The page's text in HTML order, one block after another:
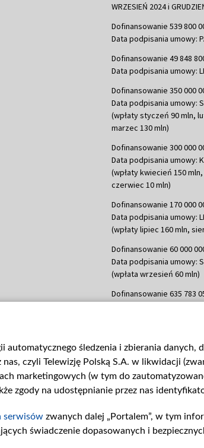
WRZESIEŃ 2024 i
Dofinansowanie 539 800
Data podpisania umowy:
Dofinansowanie 49 848
Data podpisania umowy:
Dofinansowanie 350 000
Data podpisania umowy:
(wpłaty styczeń 90 mln,
marzec 130 mln)
Dofinansowanie 300 000
Data podpisania umowy:
(wpłaty kwiecień 150
czerwiec 10 mln)
Dofinansowanie 170 000
Data podpisania umowy:
(wpłaty lipiec 160 mln,
Dofinansowanie 60 000
Data podpisania umowy:
(wpłata wrzesień 60 mln)
Dofinansowanie 635 783
Dofinansowanie 48 862
Data podpisania umowy:
(wpłata grudzień 60,548
Dofinansowanie 900 000
26 lutego 80 mln, 4 marca
kwiecień 180 mln, 7 maja
śledzenia i zbierania danych,
czyli Telewizję Polską S.A. w likwidacji
marketingowych (w tym do
zgody na udostępnianie przez nas
serwisów zwanych dalej „Portalem”, w tym
świadczenie dopasowanych i